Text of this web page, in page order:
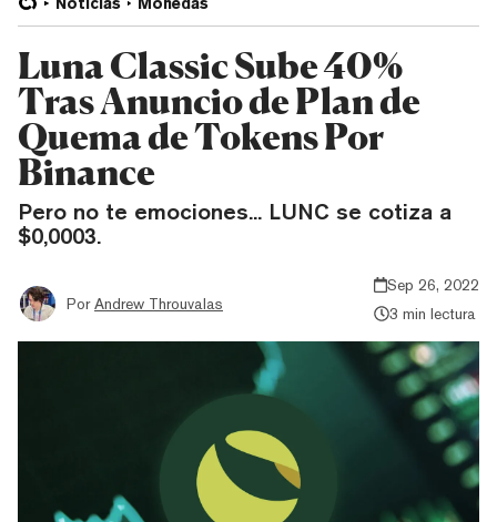
Luna Classic Sube 40%
Tras Anuncio de Plan de
Quema de Tokens Por
Binance
Pero no te emociones... LUNC se cotiza a
$0,0003.
Por Andrew Throuvalas
Sep 26, 2022
3 min lectura